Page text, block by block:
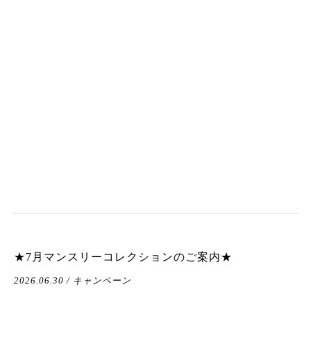
★7月マンスリーコレクションのご案内★
2026.06.30 / キャンペーン